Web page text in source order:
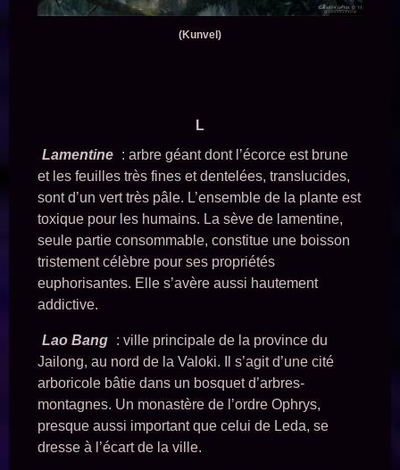
(Kunvel)
L
Lamentine
: arbre géant dont l’écorce est brune
et les feuilles très fines et dentelées, translucides,
sont d’un vert très pâle. L’ensemble de la plante est
toxique pour les humains. La sève de lamentine,
seule partie consommable, constitue une boisson
tristement célèbre pour ses propriétés
euphorisantes. Elle s’avère aussi hautement
addictive.
Lao Bang : ville principale de la province du
Jailong, au nord de la Valoki. Il s’agit d’une cité
arboricole bâtie dans un bosquet d’arbres-
montagnes. Un monastère de l’ordre Ophrys,
presque aussi important que celui de Leda, se
dresse à l’écart de la ville.